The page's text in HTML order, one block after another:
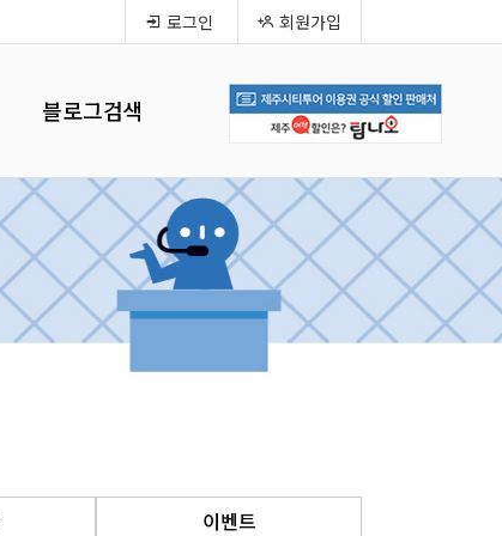
로그인 회원가입
블로그검색
이벤트